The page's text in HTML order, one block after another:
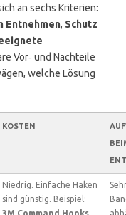
an sechs Kriterien:
Entnehmen, Schutz
Vor‑ und Nachteile
welche Lösung
KOSTEN
Niedrig. Einfache Haken
sind günstig. Beispiel: